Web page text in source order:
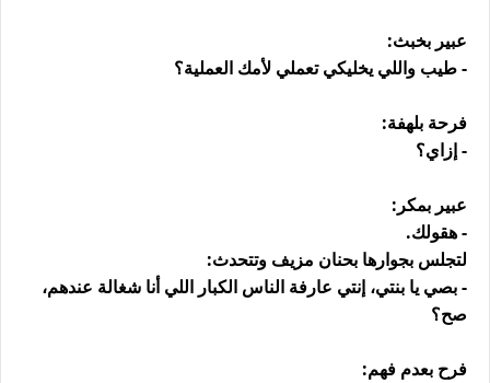
عبير بخبث:
- طيب واللي يخليكي تعملي لأمك العملية؟
فرحة بلهفة:
- إزاي؟
عبير بمكر:
- هقولك.
لتجلس بجوارها بحنان مزيف وتتحدث:
- بصي يا بنتي، إنتي عارفة الناس الكبار اللي أنا شغالة عندهم،
صح؟
فرح بعدم فهم: